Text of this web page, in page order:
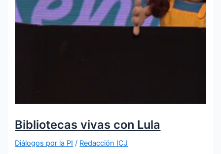
Bibliotecas vivas con Lula
Diálogos por la PI / Redacción ICJ